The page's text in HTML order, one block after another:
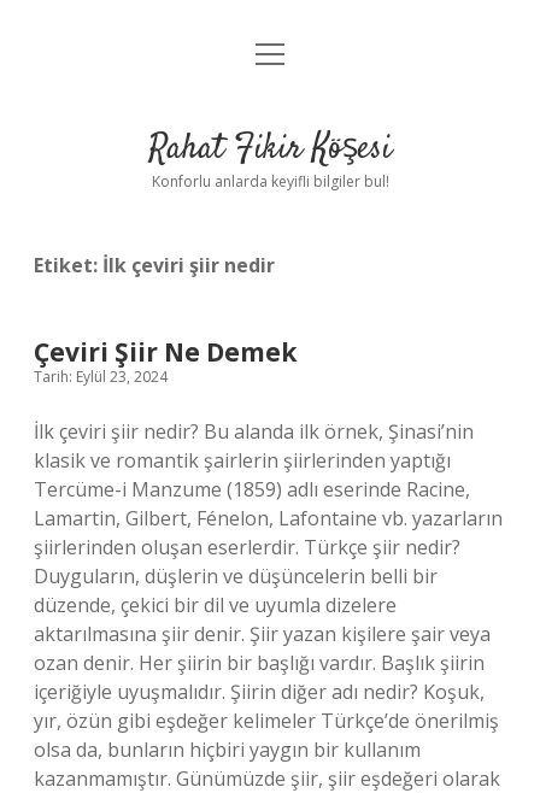
Anasayfa
Yasal Uyarı
menüyü
Rahat Fikir Köşesi
Konforlu anlarda keyifli bilgiler bul!
Etiket: İlk çeviri şiir nedir
Çeviri Şiir Ne Demek
Tarih: Eylül 23, 2024
İlk çeviri şiir nedir? Bu alanda ilk örnek, Şinasi’nin
klasik ve romantik şairlerin şiirlerinden yaptığı
Tercüme-i Manzume (1859) adlı eserinde Racine,
Lamartin, Gilbert, Fénelon, Lafontaine vb. yazarların
şiirlerinden oluşan eserlerdir. Türkçe şiir nedir?
Duyguların, düşlerin ve düşüncelerin belli bir
düzende, çekici bir dil ve uyumla dizelere
aktarılmasına şiir denir. Şiir yazan kişilere şair veya
ozan denir. Her şiirin bir başlığı vardır. Başlık şiirin
içeriğiyle uyuşmalıdır. Şiirin diğer adı nedir? Koşuk,
yır, özün gibi eşdeğer kelimeler Türkçe’de önerilmiş
olsa da, bunların hiçbiri yaygın bir kullanım
kazanmamıştır. Günümüzde şiir, şiir eşdeğeri olarak